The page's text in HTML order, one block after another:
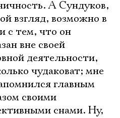
А Сундуков,
взгляд, возможно в
с тем, что он
вне своей
деятельности,
чудаковат; мне
главным
своими
снами. Ну,